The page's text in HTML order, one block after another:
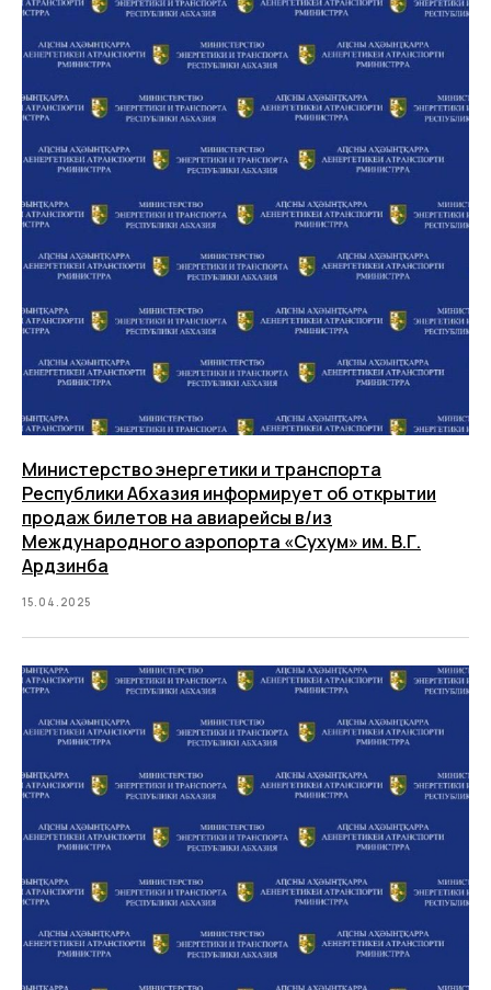
Министерство энергетики и транспорта
Республики Абхазия информирует об открытии
продаж билетов на авиарейсы в/из
Международного аэропорта «Сухум» им. В.Г.
Ардзинба
15.04.2025